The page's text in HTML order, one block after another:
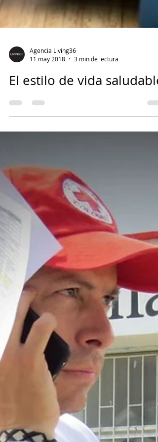
Agencia Living36
11 may 2018
3 min de lectura
El estilo de vida saludable